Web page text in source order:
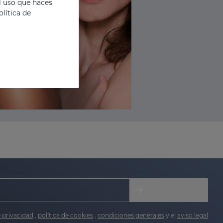
privacidad política de cookies condiciones generales y el aviso legal
que haces
de